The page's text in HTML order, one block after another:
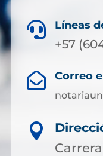
 Líneas
+57
 Correo
